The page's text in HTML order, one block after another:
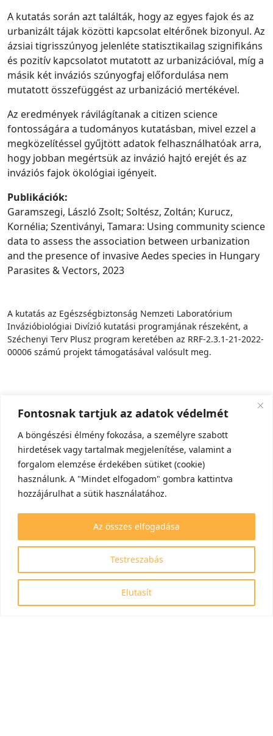
Fontosnak tartjuk az adatok védelmét
A böngészési élmény fokozása, a személyre szabott
hirdetések vagy tartalmak megjelenítése, valamint a
forgalom elemzése érdekében sütiket (cookie)
használunk. A "Mindet elfogadom" gombra kattintva
hozzájárulhat a sütik használatához.
Testreszabás
Elutasít
Az összes elfogadása
A kutatás során azt találták, hogy az egyes fajok és az
urbanizált tájak közötti kapcsolat eltérőnek bizonyul. Az
ázsiai tigrisszúnyog jelenléte statisztikailag szignifikáns
és pozitív kapcsolatot mutatott az urbanizációval, míg a
másik két inváziós szúnyogfaj előfordulása nem
mutatott összefüggést az urbanizáció mertékével.
Az eredmények rávilágítanak a citizen science
fontosságára a tudományos kutatásban, mivel ezzel a
megközelítéssel gyűjtött adatok felhasználhatóak arra,
hogy jobban megértsük az invázió hajtó erejét és az
inváziós fajok ökológiai igényeit.
Publikációk:
Garamszegi, László Zsolt; Soltész, Zoltán; Kurucz,
Kornélia; Szentiványi, Tamara: Using community science
data to assess the association between urbanization
and the presence of invasive Aedes species in Hungary
Parasites & Vectors, 2023
A kutatás az Egészségbiztonság Nemzeti Laboratórium
Invázióbiológiai Divízió kutatási programjának részeként, a
Széchenyi Terv Plusz program keretében az RRF-2.3.1-21-2022-
00006 számú projekt támogatásával valósult meg.